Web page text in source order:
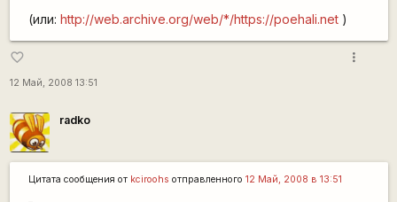
(или: http://web.archive.org/web/*/https://poehali.net)
favorite_border
12 Май, 2008 13:51
more_vert
radko
Цитата сообщения от kciroohs отправленного 12 Май, 2008 в 13:51